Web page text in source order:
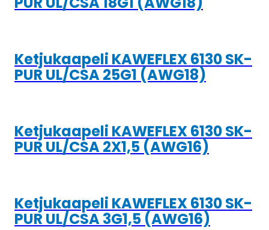
Ketjukaapeli KAWEFLEX 6130 SK-
PUR UL/CSA 25G1 (AWG18)
Ketjukaapeli KAWEFLEX 6130 SK-
PUR UL/CSA 2X1,5 (AWG16)
Ketjukaapeli KAWEFLEX 6130 SK-
PUR UL/CSA 3G1,5 (AWG16)